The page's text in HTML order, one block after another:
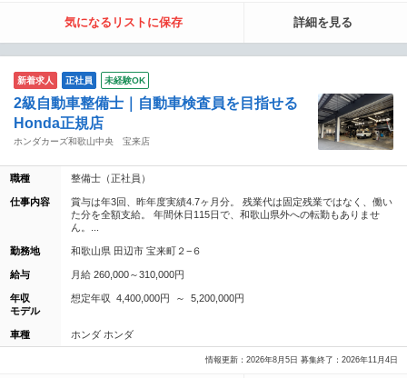
気になるリストに保存 詳細を見る
新着求人 正社員 未経験OK
2級自動車整備士｜自動車検査員を目指せる
Honda正規店
ホンダカーズ和歌山中央 宝来店
職種 整備士（正社員）
仕事内容
賞与は年3回、昨年度実績4.7ヶ月分。 残業代は固定残業ではなく、働い
た分を全額支給。 年間休日115日で、和歌山県外への転勤もありませ
ん。...
勤務地 和歌山県 田辺市 宝来町２−６
給与 月給 260,000～310,000円
年収
モデル
想定年収 4,400,000円 ～ 5,200,000円
車種 ホンダ ホンダ
情報更新：2026年8月5日 募集終了：2026年11月4日